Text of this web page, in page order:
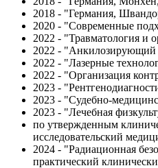
2018 - "Германия,
2020 - "Современные
2022 - "Травматология и
2022 - "Анкилозирующий
2022 - "Лазерные
2022 - "Организация
2023 -
2023 - "Судебно-
2023 - "Лечебная
по утвержденным
исследовательский
2024 - "Радиационная
практический